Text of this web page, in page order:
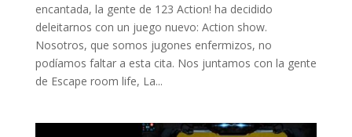
encantada, la gente de 123 Action! ha decidido
deleitarnos con un juego nuevo: Action show.
Nosotros, que somos jugones enfermizos, no
podíamos faltar a esta cita. Nos juntamos con la gente
de Escape room life, La...